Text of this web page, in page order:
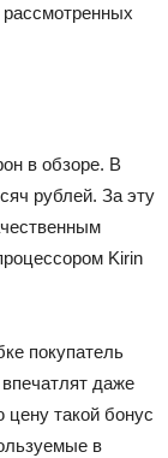
в обзоре. В
рублей. За эту
Kirin
покупатель
даже
цену такой бонус
в